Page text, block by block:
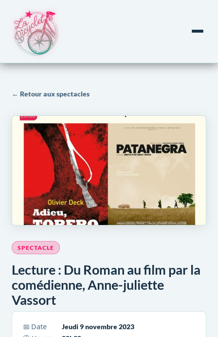
← Retour aux spectacles
SPECTACLE
Lecture : Du Roman au film par la
comédienne, Anne-juliette
Vassort
📅 Date
Jeudi 9 novembre 2023